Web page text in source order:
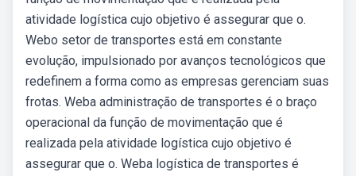
atividade logística cujo objetivo é assegurar que o.
Webo setor de transportes está em constante
evolução, impulsionado por avanços tecnológicos que
redefinem a forma como as empresas gerenciam suas
frotas. Weba administração de transportes é o braço
operacional da função de movimentação que é
realizada pela atividade logística cujo objetivo é
assegurar que o. Weba logística de transportes é